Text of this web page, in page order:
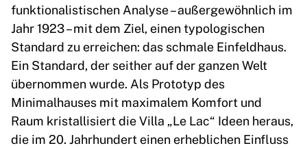
funktionalistischen Analyse – außergewöhnlich im
Jahr 1923 – mit dem Ziel, einen typologischen
Standard zu erreichen: das schmale Einfeldhaus.
Ein Standard, der seither auf der ganzen Welt
übernommen wurde. Als Prototyp des
Minimalhauses mit maximalem Komfort und
Raum kristallisiert die Villa „Le Lac“ Ideen heraus,
die im 20. Jahrhundert einen erheblichen Einfluss